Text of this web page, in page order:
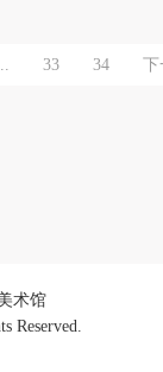
33 34 下
术馆
Reserved.